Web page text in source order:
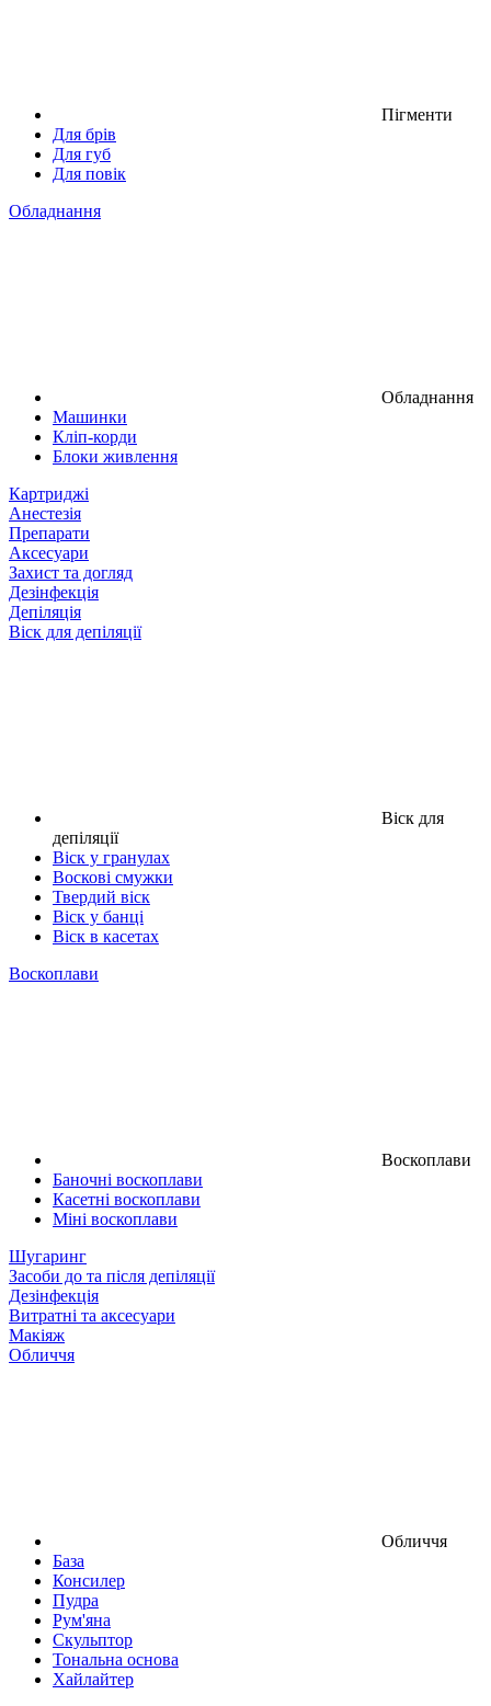
Пігменти
Для брів
Для губ
Для повік
Обладнання
Обладнання
Машинки
Кліп-корди
Блоки живлення
Картриджі
Анестезія
Препарати
Аксесуари
Захист та догляд
Дезінфекція
Депіляція
Віск для депіляції
Віск для
депіляції
Віск у гранулах
Воскові смужки
Твердий віск
Віск у банці
Віск в касетах
Воскоплави
Воскоплави
Баночні воскоплави
Касетні воскоплави
Міні воскоплави
Шугаринг
Засоби до та після депіляції
Дезінфекція
Витратні та аксесуари
Макіяж
Обличчя
Обличчя
База
Консилер
Пудра
Рум'яна
Скульптор
Тональна основа
Хайлайтер